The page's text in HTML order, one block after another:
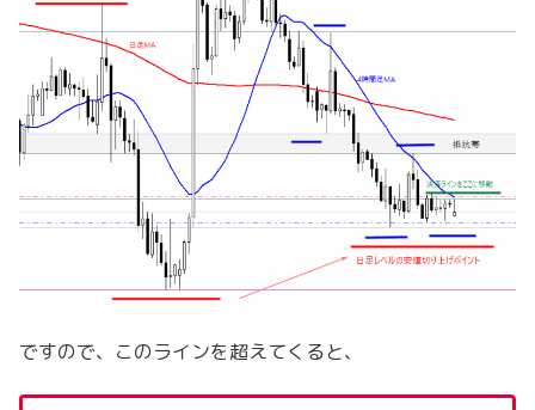
ですので、このラインを超えてくると、